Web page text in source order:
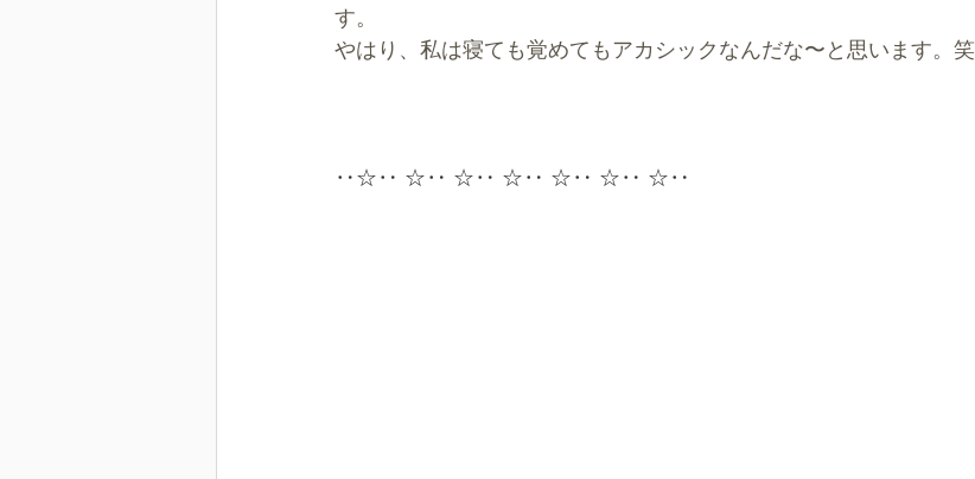
す。
やはり、私は寝ても覚めてもアカシックなんだな〜と思います。笑
‥☆‥ ☆‥ ☆‥ ☆‥ ☆‥ ☆‥ ☆‥